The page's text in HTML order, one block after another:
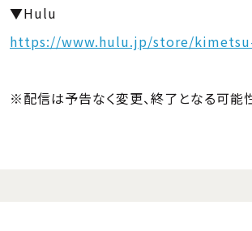
▼Hulu
https://www.hulu.jp/store/
※配信は予告なく変更、終了となる可能